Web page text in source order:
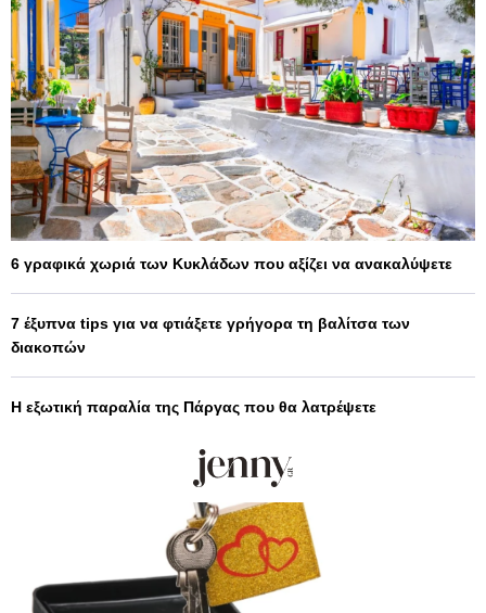
6 γραφικά χωριά των Κυκλάδων που αξίζει να ανακαλύψετε
7 έξυπνα tips για να φτιάξετε γρήγορα τη βαλίτσα των
διακοπών
Η εξωτική παραλία της Πάργας που θα λατρέψετε